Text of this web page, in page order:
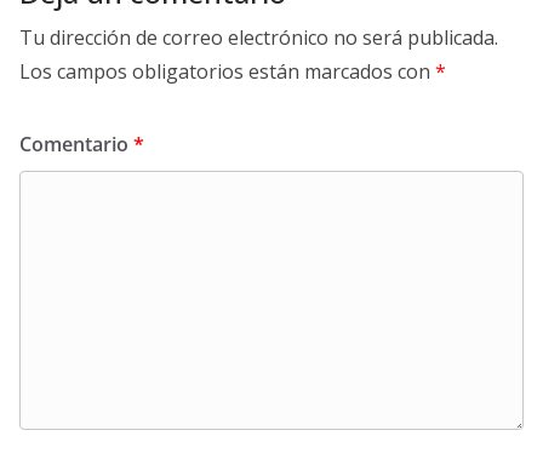
Tu dirección de correo electrónico no será publicada.
Los campos obligatorios están marcados con *
Comentario *